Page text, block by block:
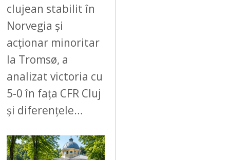
clujean stabilit în
Norvegia și
acționar minoritar
la Tromsø, a
analizat victoria cu
5-0 în fața CFR Cluj
și diferențele…